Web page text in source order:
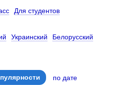
Для студентов
Украинский Белорусский
по дате